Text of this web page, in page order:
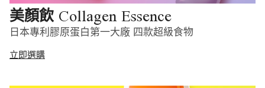
美顏飲 Collagen Essence
日本專利膠原蛋白第一大廠 四款超級食物
立即選購